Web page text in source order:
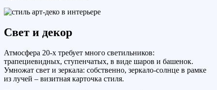
Свет и декор
Атмосфера 20-х требует много светильников:
трапециевидных, ступенчатых, в виде шаров и башенок.
Умножат свет и зеркала: собственно, зеркало-солнце в рамке
из лучей – визитная карточка стиля.